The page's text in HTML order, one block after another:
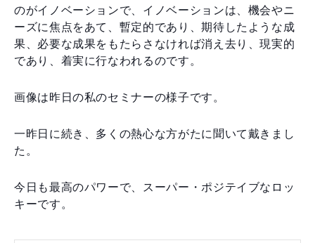
のがイノベーションで、イノベーションは、機会やニ
ーズに焦点をあて、暫定的であり、期待したような成
果、必要な成果をもたらさなければ消え去り、現実的
であり、着実に行なわれるのです。
画像は昨日の私のセミナーの様子です。
一昨日に続き、多くの熱心な方がたに聞いて戴きまし
た。
今日も最高のパワーで、スーパー・ポジテイブなロッ
キーです。